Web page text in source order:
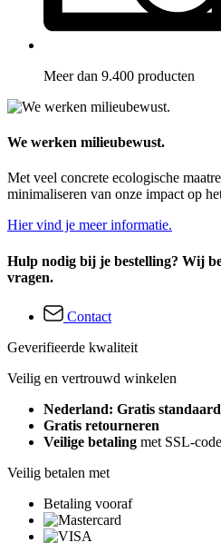
Meer dan 9.400 producten
We werken milieubewust.
Met veel concrete ecologische
minimaliseren van onze impact op
Hier vind je meer informatie.
Hulp nodig bij je bestelling? Wij
vragen.
Contact
Geverifieerde kwaliteit
Veilig en vertrouwd winkelen
Nederland: Gratis
Gratis retourneren
Veilige betaling met SSL-
Veilig betalen met
Betaling vooraf